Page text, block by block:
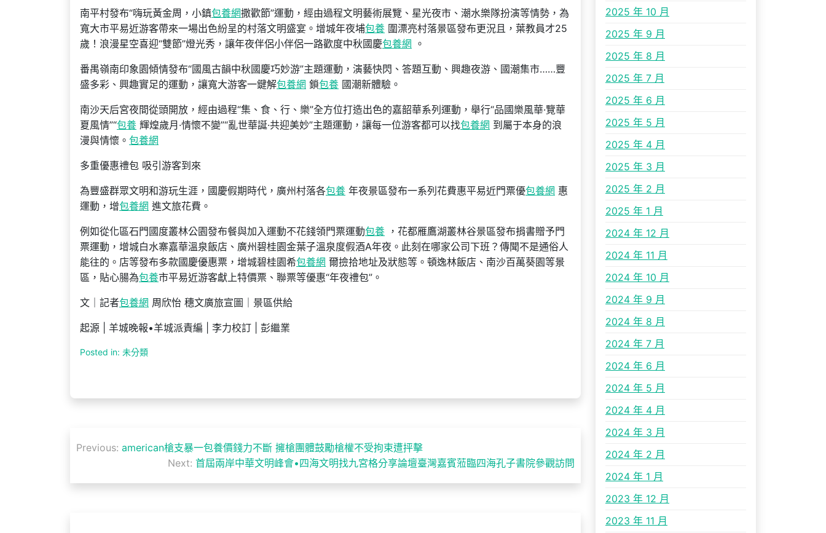
南平村發布“嗨玩黃金周，小鎮包養網撒歡節”運動，經由過程文明藝術展覽、星光夜市、潮水樂隊扮演等情勢，為
寬大市平易近游客帶來一場出色紛呈的村落文明盛宴。增城年夜埔包養 圍漂亮村落景區發布更況且，葉教員才25
歲！浪漫星空喜迎“雙節”燈光秀，讓年夜伴侶小伴侶一路歡度中秋國慶包養網 。
番禺嶺南印象園傾情發布“國風古韻中秋國慶巧妙游”主題運動，演藝快閃、答題互動、興趣夜游、國潮集市……豐
盛多彩、興趣實足的運動，讓寬大游客一鍵解包養網 鎖包養 國潮新體驗。
南沙天后宮夜間從頭開放，經由過程“集、食、行、樂”全方位打造出色的嘉韶華系列運動，舉行“品國樂風華·覽華
夏風情”“包養 輝煌歲月·情懷不變”“亂世華誕·共迎美妙”主題運動，讓每一位游客都可以找包養網 到屬于本身的浪
漫與情懷。 包養網
多重優惠禮包 吸引游客到來
為豐盛群眾文明和游玩生涯，國慶假期時代，廣州村落各包養 年夜景區發布一系列花費惠平易近門票優包養網 惠
運動，增包養網 進文旅花費。
例如從化區石門國度叢林公園發布餐與加入運動不花錢領門票運動包養 ，花都雁鷹湖叢林谷景區發布捐書贈予門
票運動，增城白水寨嘉華溫泉飯店、廣州碧桂園金葉子溫泉度假酒A年夜。此刻在哪家公司下班？傳聞不是通俗人
能往的。店等發布多款國慶優惠票，增城碧桂園希包養網 爾撿拾地址及狀態等。頓逸林飯店、南沙百萬葵園等景
區，貼心腸為包養市平易近游客獻上特價票、聯票等優惠“年夜禮包”。
文｜記者包養網 周欣怡 穗文廣旅宣圖｜景區供給
起源 | 羊城晚報•羊城派責編 | 李力校訂 | 彭繼業
Posted in: 未分類
文
導
Previous: american槍支暴一包養價錢力不斷 擁槍團體鼓勵槍權不受拘束遭抨擊
Next: 首屆兩岸中華文明峰會•四海文明找九宮格分享論壇臺灣嘉賓蒞臨四海孔子書院參觀訪問
2025 年 10 月
2025 年 9 月
2025 年 8 月
2025 年 7 月
2025 年 6 月
2025 年 5 月
2025 年 4 月
2025 年 3 月
2025 年 2 月
2025 年 1 月
2024 年 12 月
2024 年 11 月
2024 年 10 月
2024 年 9 月
2024 年 8 月
2024 年 7 月
2024 年 6 月
2024 年 5 月
2024 年 4 月
2024 年 3 月
2024 年 2 月
2024 年 1 月
2023 年 12 月
2023 年 11 月